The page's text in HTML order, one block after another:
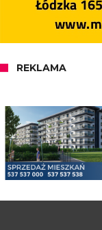
REKLAMA